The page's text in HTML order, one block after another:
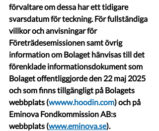
förvaltare om dessa har ett tidigare
svarsdatum för teckning. För fullständiga
villkor och anvisningar för
Företrädesemissionen samt övrig
information om Bolaget hänvisas till det
förenklade informationsdokument som
Bolaget offentliggjorde den 22 maj 2025
och som finns tillgängligt på Bolagets
webbplats (wwww.hoodin.com) och på
Eminova Fondkommission AB:s
webbplats (www.eminova.se).